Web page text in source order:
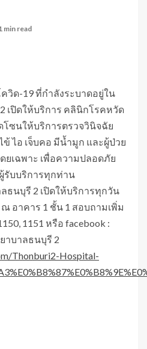
min read
วิด-19 ที่กำลังระบาดอยู่ใน
เปิดให้บริการ คลินิกโรคหวัด
ซนให้บริการตรวจวินิจฉัย
ไอ เจ็บคอ มีน้ำมูก และผู้ป่วย
ยเฉพาะ เพื่อความปลอดภัย
รับบริการทุกท่าน
ธนบุรี 2 เปิดให้บริการทุกวัน
ณ อาคาร 1 ชั้น 1 สอบถามเพิ่ม
1151 หรือ facebook :
าบาลธนบุรี 2
Thonburi2-Hospital-